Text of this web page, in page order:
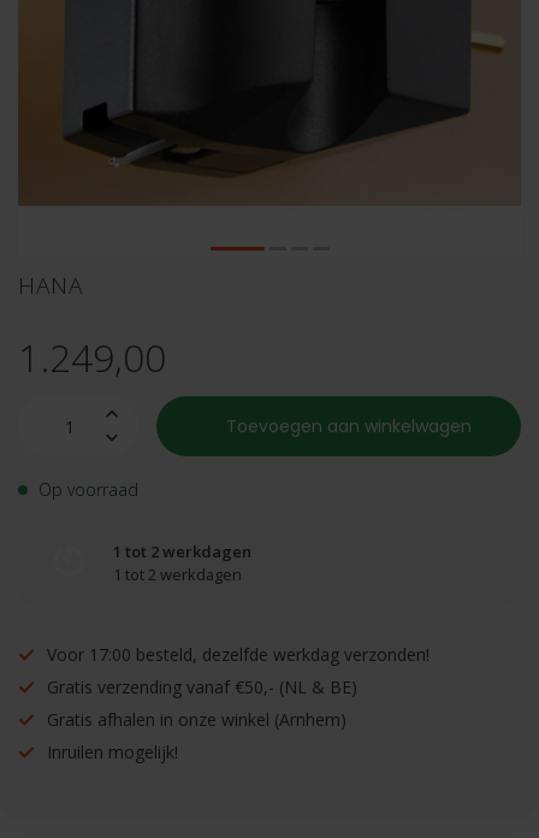
HANA
1.249,00
Toevoegen aan winkelwagen
Op voorraad
1 tot 2 werkdagen
1 tot 2 werkdagen
Voor 17:00 besteld, dezelfde werkdag verzonden!
Gratis verzending vanaf €50,- (NL & BE)
Gratis afhalen in onze winkel (Arnhem)
Inruilen mogelijk!